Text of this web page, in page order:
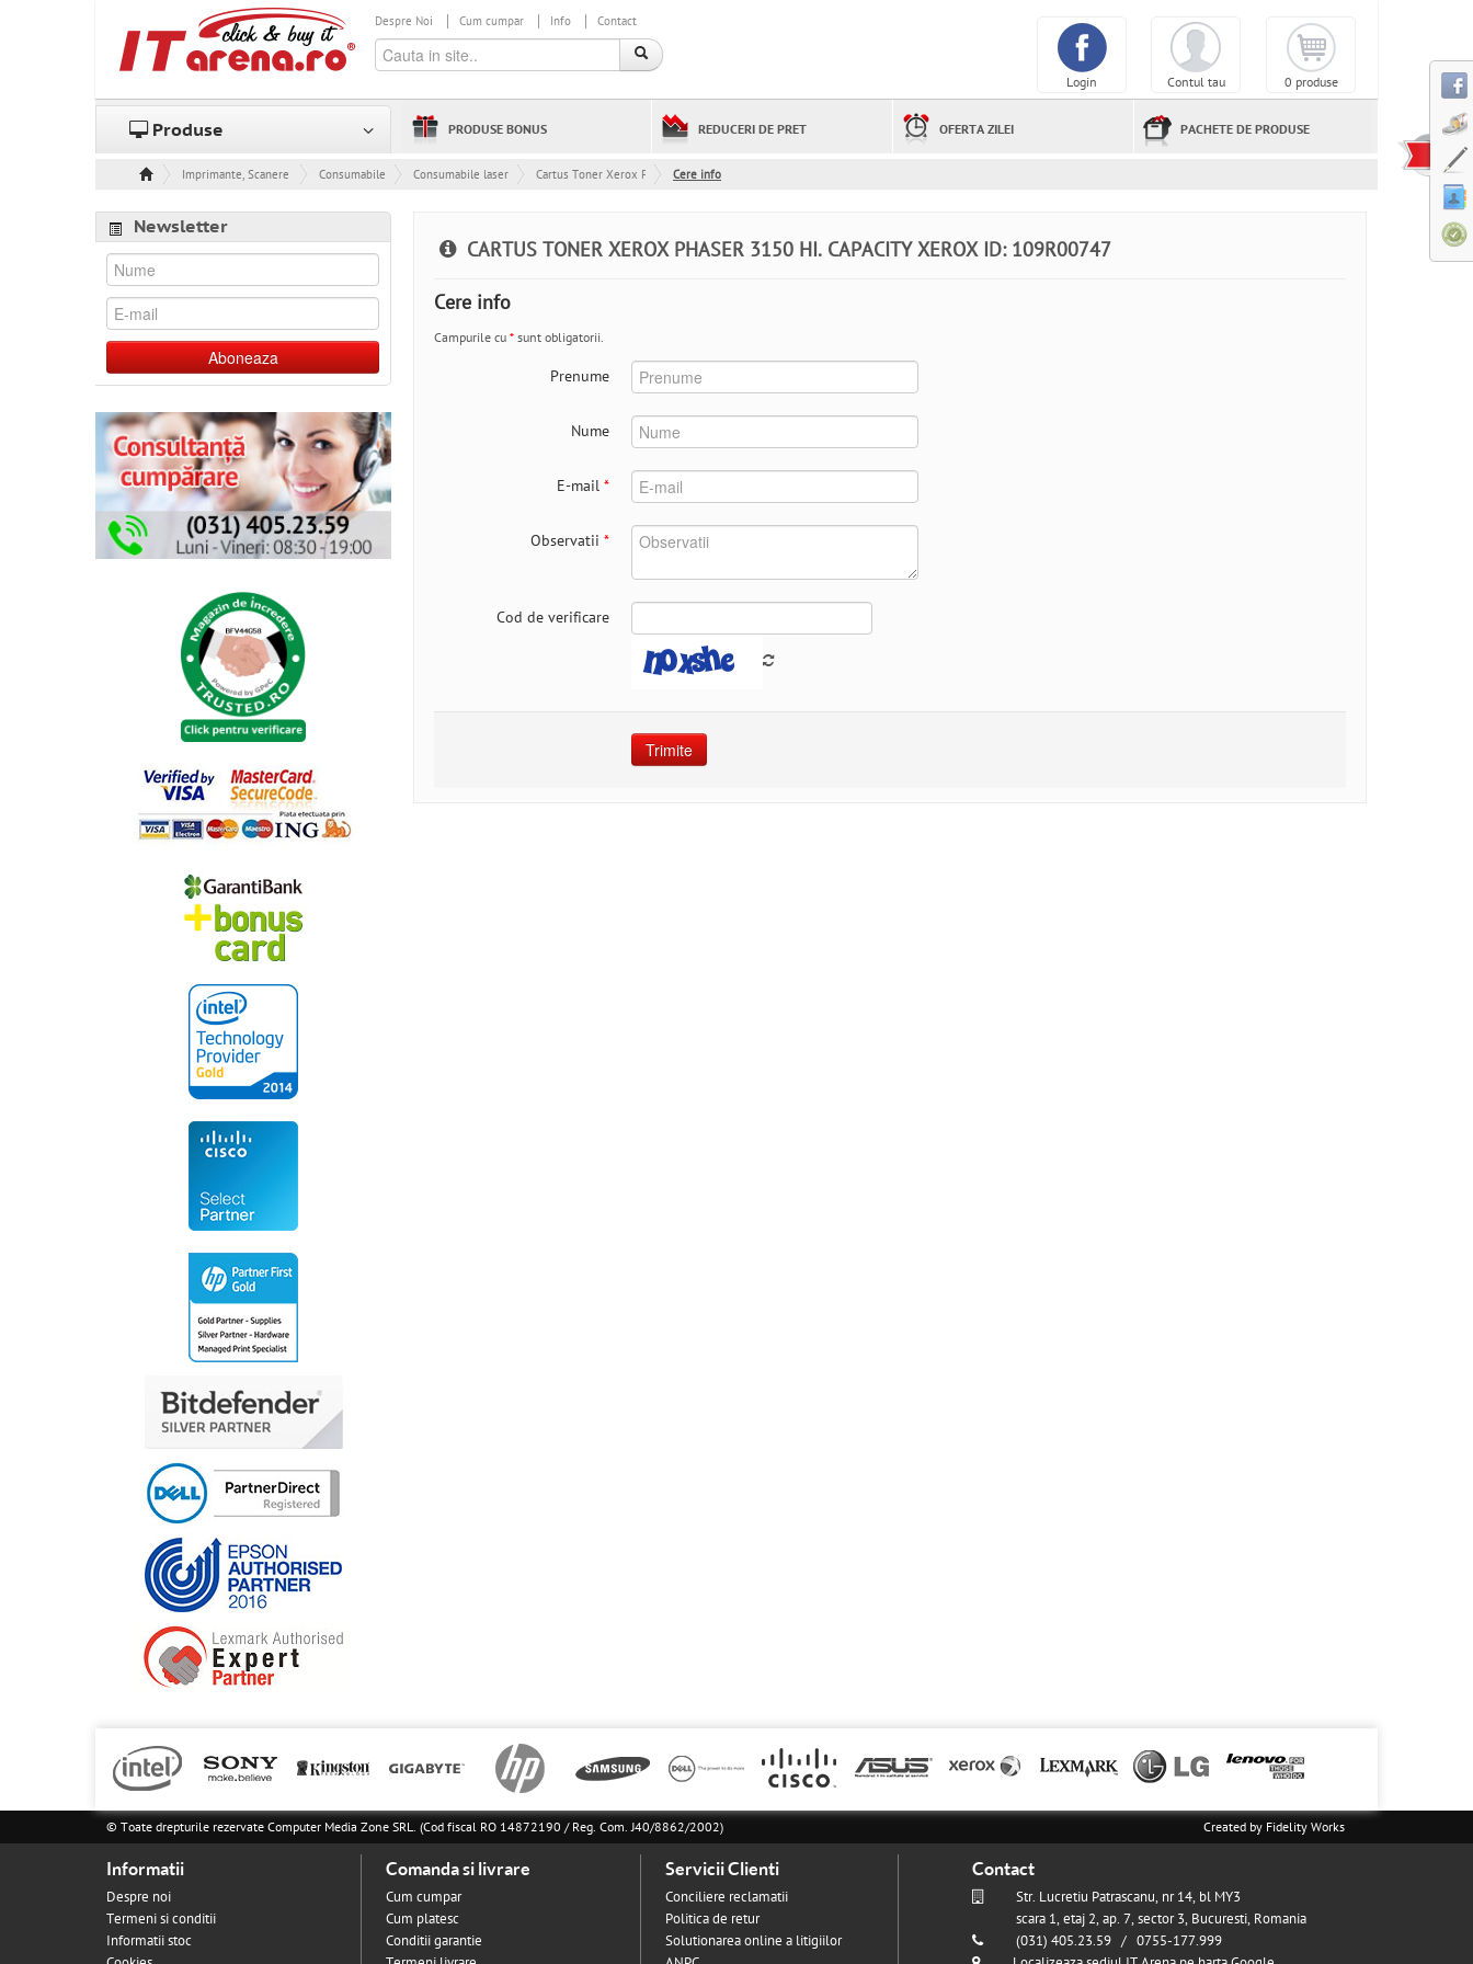
Despre Noi Cum cumpar Info Contact
0 produse
Contul tau
Login
Produse PRODUSE BONUS REDUCERI DE PRET OFERTA ZILEI PACHETE DE PRODUSE
Imprimante, Scanere & Consumabile
Consumabile Consumabile laser Cartus Toner Xerox Phaser 3150 Hi. Capacity Xerox ID: 109R00747
Cere info
Newsletter
Aboneaza
CARTUS TONER XEROX PHASER 3150 HI. CAPACITY XEROX ID: 109R00747
Cere info
Campurile cu * sunt obligatorii.
Prenume
Nume
E-mail *
Observatii *
Cod de verificare
Trimite
© Toate drepturile rezervate Computer Media Zone SRL. (Cod fiscal RO 14872190 / Reg. Com. J40/8862/2002) Created by Fidelity Works
Informatii
Despre noi
Termeni si conditii
Informatii stoc
Comanda si livrare
Cum cumpar
Cum platesc
Conditii garantie
Servicii Clienti
Conciliere reclamatii
Politica de retur
Solutionarea online a litigiilor
Contact
Str. Lucretiu Patrascanu, nr 14, bl MY3
scara 1, etaj 2, ap. 7, sector 3, Bucuresti, Romania
(031) 405.23.59 / 0755-177.999